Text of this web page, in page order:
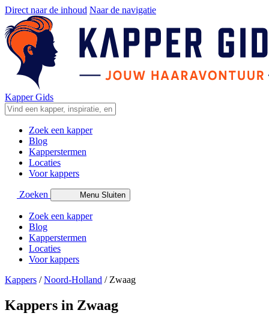
Direct naar de inhoud Naar de navigatie
Kapper Gids
Zoek een kapper
Blog
Kapperstermen
Locaties
Voor kappers
Zoeken Menu Sluiten
Zoek een kapper
Blog
Kapperstermen
Locaties
Voor kappers
Kappers /Noord-Holland / Zwaag
Kappers in Zwaag